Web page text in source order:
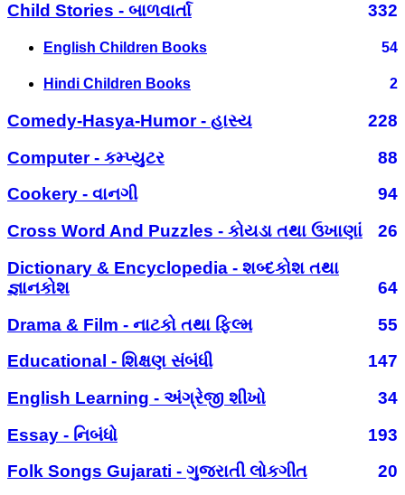
Child Stories - બાળવાર્તા
332
English Children Books 54
Hindi Children Books 2
Comedy-Hasya-Humor - હાસ્ય
228
Computer - કમ્પ્યુટર
88
Cookery - વાનગી
94
Cross Word And Puzzles - કોયડા તથા ઉખાણાં
26
Dictionary & Encyclopedia - શબ્દકોશ તથા
જ્ઞાનકોશ
64
Drama & Film - નાટકો તથા ફિલ્મ
55
Educational - શિક્ષણ સંબંધી
147
English Learning - અંગ્રેજી શીખો
34
Essay - નિબંધો
193
Folk Songs Gujarati - ગુજરાતી લોકગીત
20